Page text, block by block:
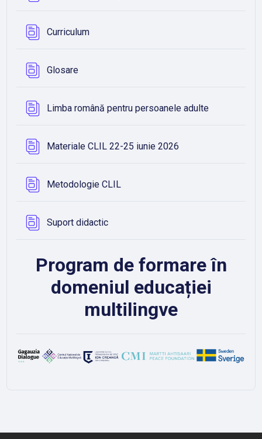
CurriculumBază de date
GlosareBază de date
Limba română pentru persoanele adulteBază de
Materiale CLIL 22-25 iunie 2026
Metodologie CLILBază de date
Suport didacticBază de date
Program de formare în
domeniul educației
multilingve